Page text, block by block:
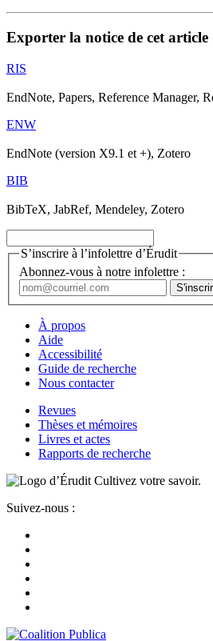
Exporter la notice de cet article
RIS
EndNote, Papers, Reference Manager,
ENW
EndNote (version X9.1 et +), Zotero
BIB
BibTeX, JabRef, Mendeley, Zotero
S’inscrire à l’infolettre d’Érudit
Abonnez-vous à notre infolettre :
À propos
Aide
Accessibilité
Guide de recherche
Nous contacter
Revues
Thèses et mémoires
Livres et actes
Rapports de recherche
Cultivez votre savoir.
Suivez-nous :